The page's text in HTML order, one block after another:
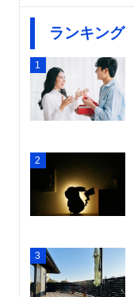
ランキング
1
2
3